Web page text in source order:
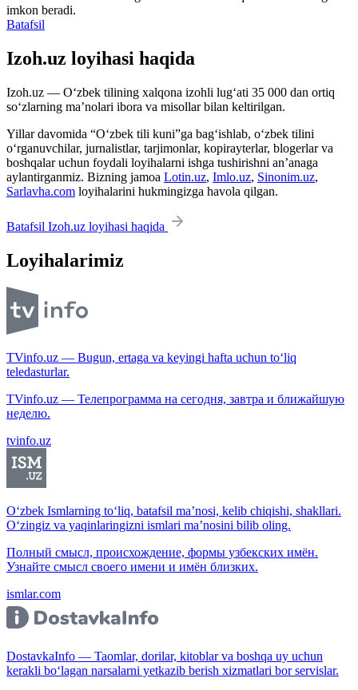
imkon beradi.
Batafsil
Izoh.uz loyihasi haqida
Izoh.uz — O‘zbek tilining xalqona izohli lug‘ati 35 000 dan ortiq
so‘zlarning ma’nolari ibora va misollar bilan keltirilgan.
Yillar davomida “O‘zbek tili kuni”ga bag‘ishlab, o‘zbek tilini
o‘rganuvchilar, jurnalistlar, tarjimonlar, kopirayterlar, blogerlar va
boshqalar uchun foydali loyihalarni ishga tushirishni an’anaga
aylantirganmiz. Bizning jamoa Lotin.uz, Imlo.uz, Sinonim.uz,
Sarlavha.com loyihalarini hukmingizga havola qilgan.
Batafsil Izoh.uz loyihasi haqida
Loyihalarimiz
TVinfo.uz — Bugun, ertaga va keyingi hafta uchun to‘liq
teledasturlar.
TVinfo.uz — Телепрограмма на сегодня, завтра и ближайшую
неделю.
tvinfo.uz
O‘zbek Ismlarning to‘liq, batafsil ma’nosi, kelib chiqishi, shakllari.
O‘zingiz va yaqinlaringizni ismlari ma’nosini bilib oling.
Полный смысл, происхождение, формы узбекских имён.
Узнайте смысл своего имени и имён близких.
ismlar.com
DostavkaInfo — Taomlar, dorilar, kitoblar va boshqa uy uchun
kerakli bo‘lagan narsalarni yetkazib berish xizmatlari bor servislar.